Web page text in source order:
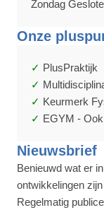
Zondag
Onze
PlusPraktijk
Keurmerk
EGYM -
Nieuwsbrief
Benieuwd wat er
ontwikkelingen
Regelmatig